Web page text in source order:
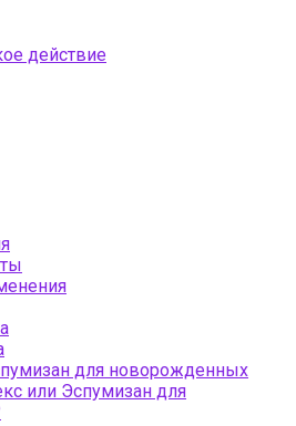
действие
для новорожденных
или Эспумизан для